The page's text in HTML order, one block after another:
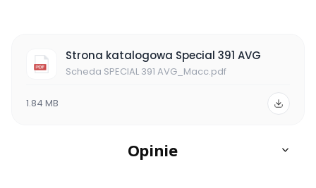
Scheda SPECIAL 391 AVG_Macc.pdf
1.84 MB
Strona katalogowa Special 391 AVG
Opinie